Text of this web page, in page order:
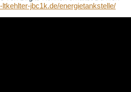
jbc1k.de/energietankstelle/